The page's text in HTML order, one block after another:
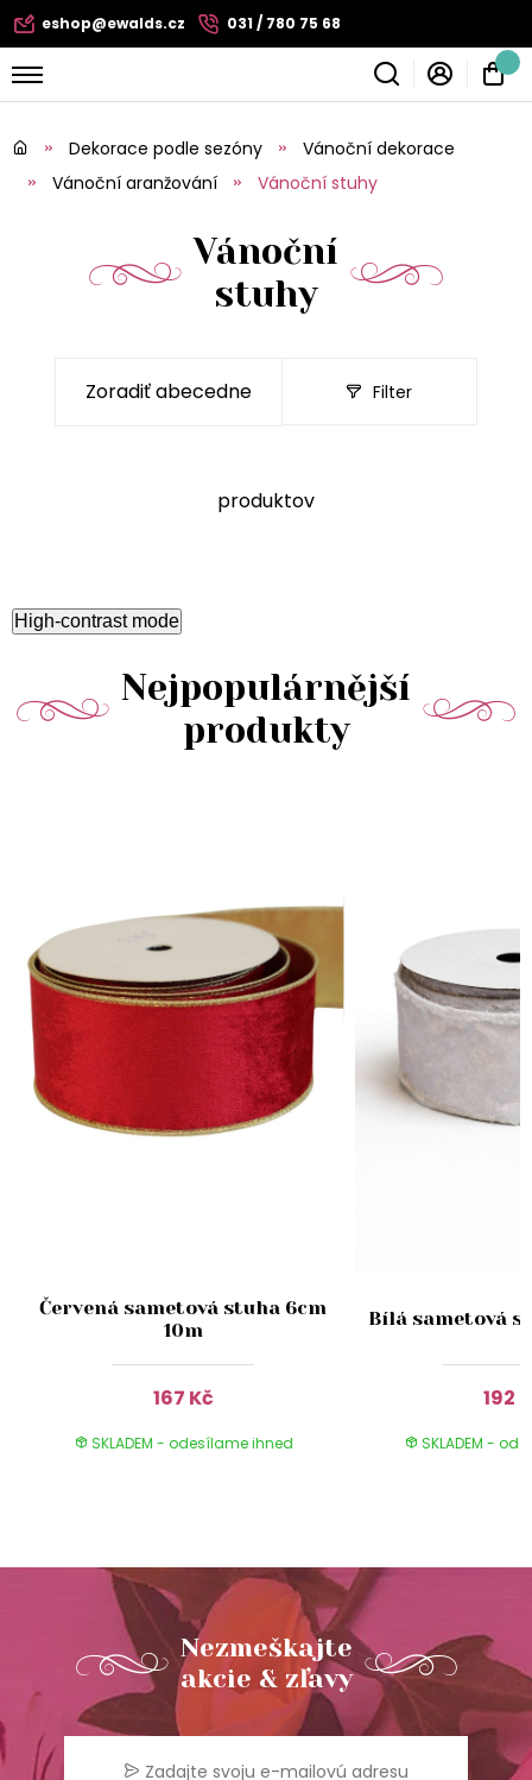
eshop@ewalds.cz 031 / 780 75 68
Dekorace podle sezóny
Vánoční dekorace
Vánoční aranžování
Vánoční stuhy
Vánoční
stuhy
Filter
produktov
High-contrast mode
Nejpopulárnější
produkty
Červená sametová stuha 6cm
10m
167 Kč
SKLADEM - odesílame ihned
Bílá sametová
192
SKLADEM -
Nezmeškajte
akcie & zľavy